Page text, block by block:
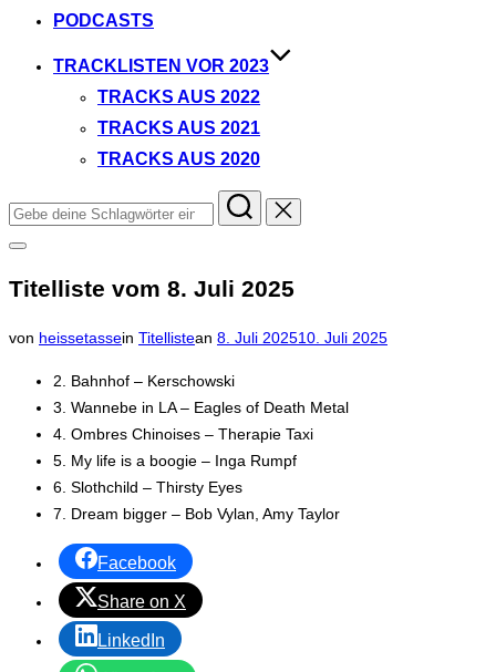
PODCASTS
TRACKLISTEN VOR 2023
TRACKS AUS 2022
TRACKS AUS 2021
TRACKS AUS 2020
Suchen
nach:
Seitenleiste
Navigation
Titelliste vom 8. Juli 2025
von heissetassein Titellistean Veröffentlicht
8. Juli 202510. Juli 2025
2. Bahnhof – Kerschowski
3. Wannebe in LA – Eagles of Death Metal
4. Ombres Chinoises – Therapie Taxi
5. My life is a boogie – Inga Rumpf
6. Slothchild – Thirsty Eyes
7. Dream bigger – Bob Vylan, Amy Taylor
Facebook
Share on X
LinkedIn